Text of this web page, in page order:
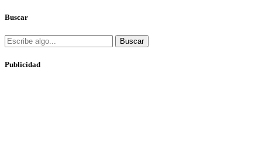
Buscar
Buscar
Publicidad